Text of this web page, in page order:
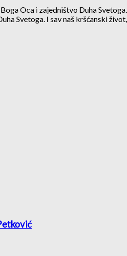
Oca i zajedništvo Duha
Svetoga. I sav naš kršćanski